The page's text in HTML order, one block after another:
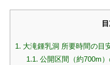
1. 大滝鍾乳洞 所要時間の目
1.1. 公開区間（約700m